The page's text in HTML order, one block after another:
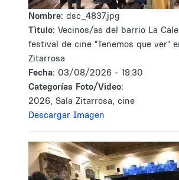
Nombre: dsc_4837.jpg
Tìtulo: Vecinos/as del barrio La
festival de cine "Tenemos que ver"
Zitarrosa
Fecha: 03/08/2026 - 19:30
Categorías Foto/Video:
2026, Sala Zitarrosa, cine
Descargar Imagen